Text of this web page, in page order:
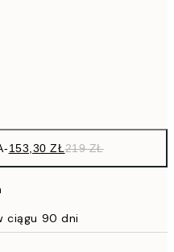
-153,30 ZŁ219 ZŁ
ciągu 90 dni